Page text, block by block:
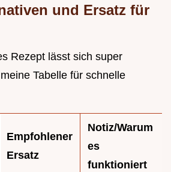
und Ersatz für
Rezept lässt sich super
Tabelle für schnelle
Empfohlener
Ersatz
Notiz/Warum
es
funktioniert